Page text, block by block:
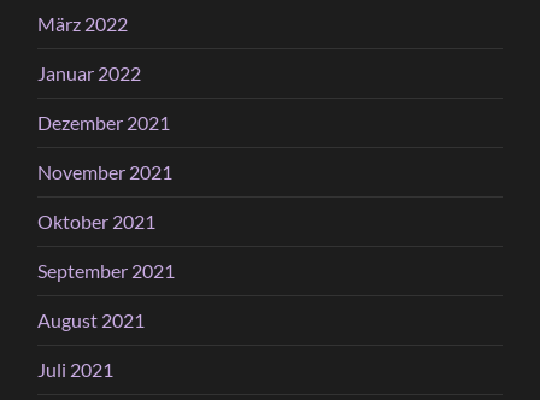
März 2022
Januar 2022
Dezember 2021
November 2021
Oktober 2021
September 2021
August 2021
Juli 2021